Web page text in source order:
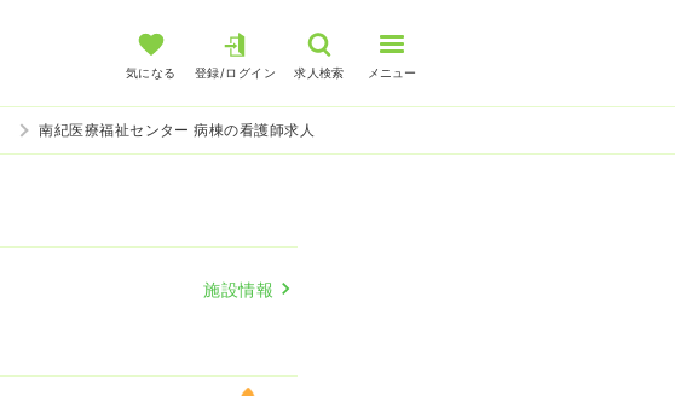
気になる 登録/ログイン 求人検索 メニュー
南紀医療福祉センター 病棟の看護師求人
施設情報